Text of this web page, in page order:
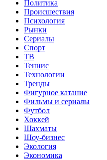
Политика
Происшествия
Психология
Рынки
Сериалы
Спорт
ТВ
Теннис
Технологии
Тренды
Фигурное катание
Фильмы и сериалы
Футбол
Хоккей
Шахматы
Шоу-бизнес
Экология
Экономика